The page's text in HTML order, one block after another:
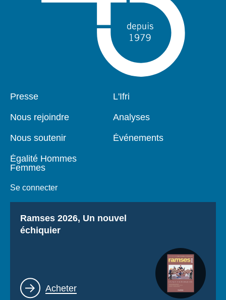
Pied
Presse
Nous rejoindre
Nous soutenir
Égalité Hommes
Femmes
Se connecter
Navigation
L'Ifri
Analyses
Événements
Titre
Ramses 2026, Un nouvel
échiquier
Lien
Acheter